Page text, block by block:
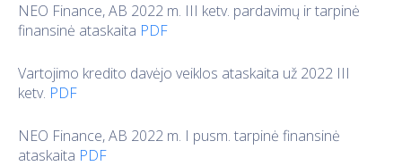
NEO Finance, AB 2022 m. III ketv. pardavimų ir tarpinė
finansinė ataskaita PDF
Vartojimo kredito davėjo veiklos ataskaita už 2022 III
ketv. PDF
NEO Finance, AB 2022 m. I pusm. tarpinė finansinė
ataskaita PDF